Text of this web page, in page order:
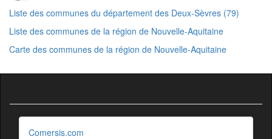
Liste des communes du département des Deux-Sèvres (79)
Liste des communes de la région de Nouvelle-Aquitaine
Carte des communes de la région de Nouvelle-Aquitaine
Comersis.com